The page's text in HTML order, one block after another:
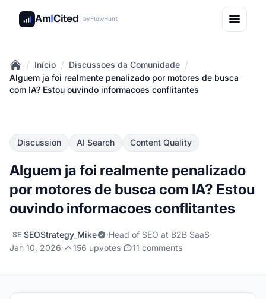
AmICited byFlowHunt
Home
/ Início / Discussoes da Comunidade /
Alguem ja foi realmente penalizado por motores de busca
com IA? Estou ouvindo informacoes conflitantes
Discussion AI Search Content Quality
Alguem ja foi realmente penalizado
por motores de busca com IA? Estou
ouvindo informacoes conflitantes
SE SEOStrategy_Mike ·Head of SEO at B2B SaaS·
Jan 10, 2026· 156 upvotes· 11 comments